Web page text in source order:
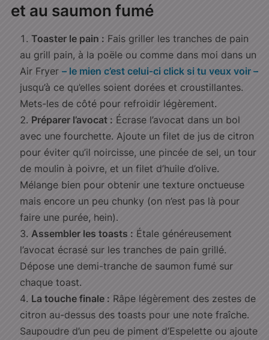
et au saumon fumé
Toaster le pain : Fais griller les tranches de pain
au grill pain, à la poële ou comme dans moi dans un
Air Fryer – le mien c’est celui-ci click si tu veux voir –
jusqu’à ce qu’elles soient dorées et croustillantes.
Mets-les de côté pour refroidir légèrement.
Préparer l’avocat : Écrase l’avocat dans un bol
avec une fourchette. Ajoute un filet de jus de citron
pour éviter qu’il noircisse, une pincée de sel, un tour
de moulin à poivre, et un filet d’huile d’olive.
Mélange bien pour obtenir une texture onctueuse
mais encore un peu chunky (on n’est pas là pour
faire une purée, hein).
Assembler les toasts : Étale généreusement
l’avocat écrasé sur les tranches de pain grillé.
Dépose une demi-tranche de saumon fumé sur
chaque toast.
La touche finale : Râpe légèrement des zestes de
citron au-dessus des toasts pour une note fraîche.
Saupoudre d’un peu de piment d’Espelette ou ajoute